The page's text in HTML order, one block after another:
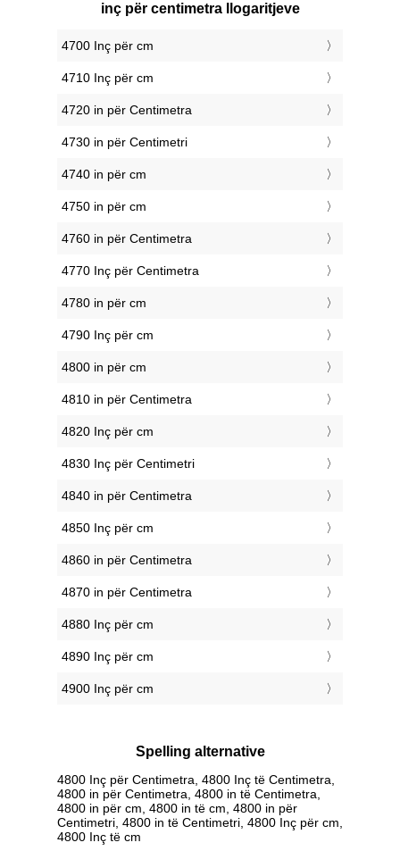
inç për centimetra llogaritjeve
4700 Inç për cm
4710 Inç për cm
4720 in për Centimetra
4730 in për Centimetri
4740 in për cm
4750 in për cm
4760 in për Centimetra
4770 Inç për Centimetra
4780 in për cm
4790 Inç për cm
4800 in për cm
4810 in për Centimetra
4820 Inç për cm
4830 Inç për Centimetri
4840 in për Centimetra
4850 Inç për cm
4860 in për Centimetra
4870 in për Centimetra
4880 Inç për cm
4890 Inç për cm
4900 Inç për cm
Spelling alternative
4800 Inç për Centimetra, 4800 Inç të Centimetra,
4800 in për Centimetra, 4800 in të Centimetra,
4800 in për cm, 4800 in të cm, 4800 in për
Centimetri, 4800 in të Centimetri, 4800 Inç për cm,
4800 Inç të cm